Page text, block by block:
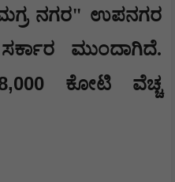
ನಗರ" ಉಪನಗರ
ಮುಂದಾಗಿದೆ.
ಕೋಟಿ ವೆಚ್ಚ